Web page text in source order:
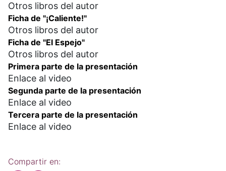
Otros libros del autor
Ficha de "¡Caliente!"
Otros libros del autor
Ficha de "El Espejo"
Otros libros del autor
Primera parte de la presentación
Enlace al video
Segunda parte de la presentación
Enlace al video
Tercera parte de la presentación
Enlace al video
Compartir en: